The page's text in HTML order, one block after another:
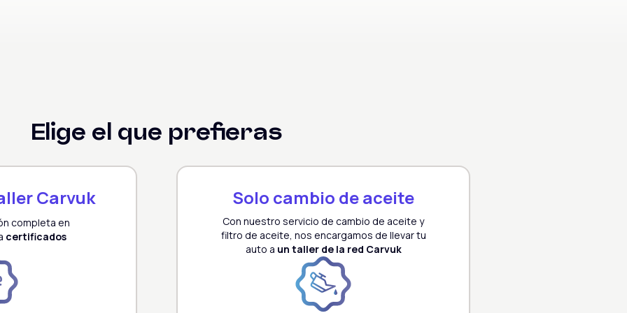
Elige el que prefieras
Carvuk
completa en
certificados
Solo cambio de aceite
Con nuestro servicio de cambio de aceite y
filtro de aceite, nos encargamos de llevar tu
auto a un taller de la red Carvuk